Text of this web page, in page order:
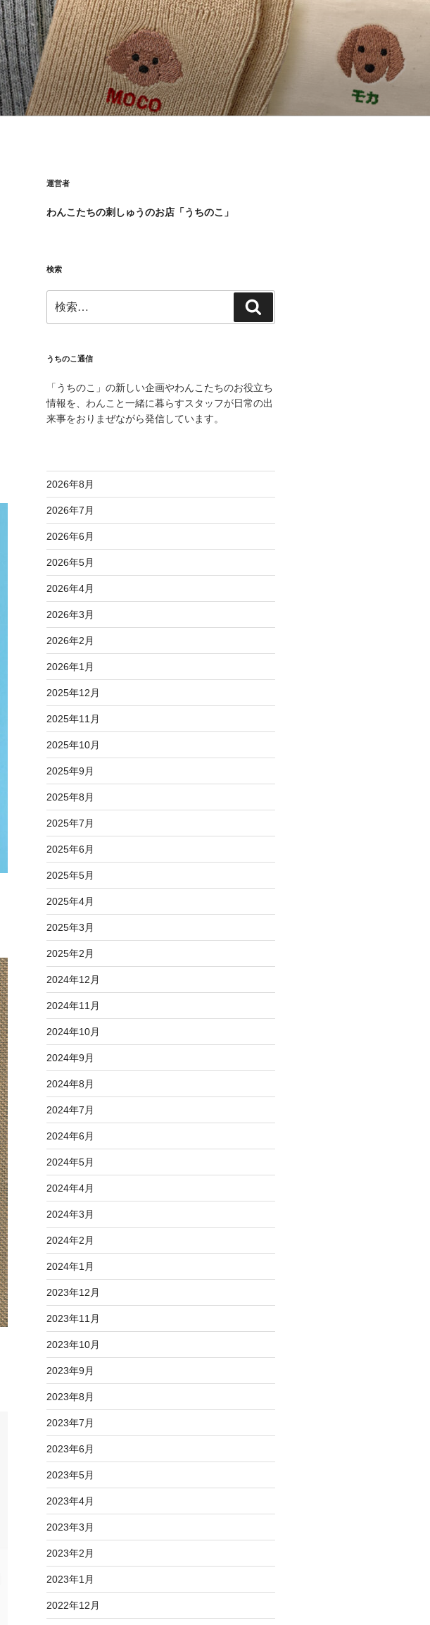
運営者
わんこたちの刺しゅうのお店「うちのこ」
検索
索:
索
うちのこ通信
「うちのこ」の新しい企画やわんこたちのお役立ち
情報を、わんこと一緒に暮らすスタッフが日常の出
来事をおりまぜながら発信しています。
2026年8月
2026年7月
2026年6月
2026年5月
2026年4月
2026年3月
2026年2月
2026年1月
2025年12月
2025年11月
2025年10月
2025年9月
2025年8月
2025年7月
2025年6月
2025年5月
2025年4月
2025年3月
2025年2月
2024年12月
2024年11月
2024年10月
2024年9月
2024年8月
2024年7月
2024年6月
2024年5月
2024年4月
2024年3月
2024年2月
2024年1月
2023年12月
2023年11月
2023年10月
2023年9月
2023年8月
2023年7月
2023年6月
2023年5月
2023年4月
2023年3月
2023年2月
2023年1月
2022年12月